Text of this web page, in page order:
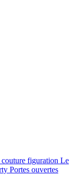
couture figuration Le
Portes ouvertes